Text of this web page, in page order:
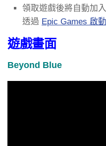
領取遊戲後將自動加
透過 Epic Games 啟
遊戲畫面
Beyond Blue